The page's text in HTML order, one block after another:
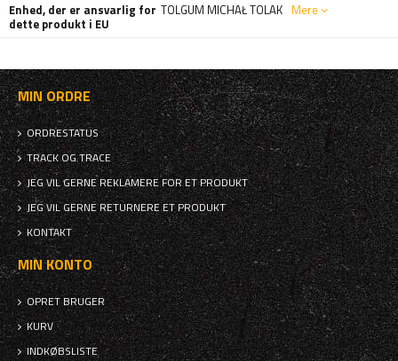
Enhed, der er ansvarlig for
dette produkt i EU
TOLGUM MICHAŁ TOLAK Mere
MIN ORDRE
ORDRESTATUS
TRACK OG TRACE
JEG VIL GERNE REKLAMERE FOR ET PRODUKT
JEG VIL GERNE RETURNERE ET PRODUKT
KONTAKT
MIN KONTO
OPRET BRUGER
KURV
INDKØBSLISTE